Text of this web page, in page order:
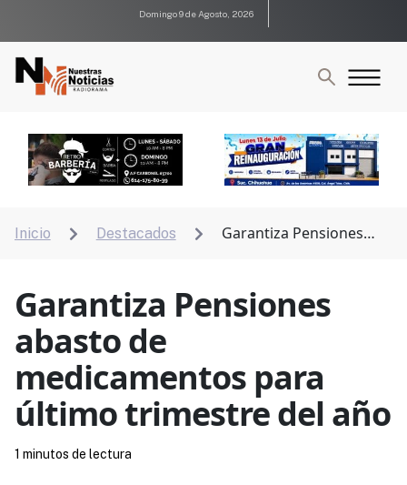
Domingo 9 de Agosto, 2026
Inicio  Destacados 
Garantiza Pensiones
Garantiza Pensiones
abasto de
medicamentos para
último trimestre del año
1 minutos de lectura